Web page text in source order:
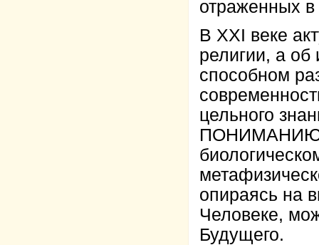
отраженных
В XXI веке
религии, а об
способном
цельного
ПОНИМАНИЮ
опираясь на
Человеке,
Будущего.